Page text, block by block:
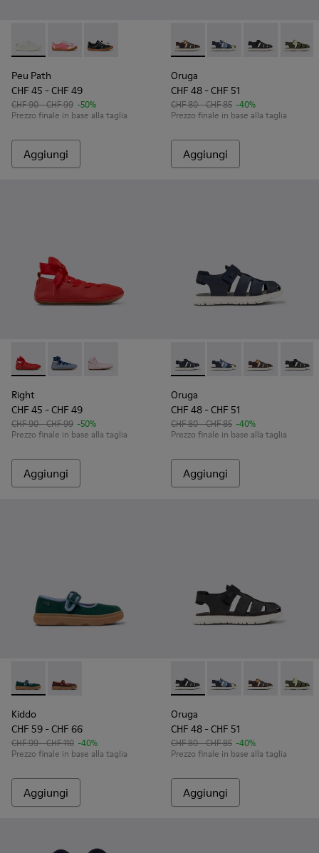
Peu Path - K800691-001 - Sneakers bianche in tessuto per
Peu Path - K800691-003 - Sneakers rosa in tessuto
Peu Path - K800691-002 - Sneakers nere in
Peu Path
CHF 45 - CHF 49
CHF 90 - CHF 99 -50%
Prezzo finale in base alla taglia
Aggiungi
Oruga - K800242-034 -
Oruga - K800242-
Oruga -Oruga
Oruga
CHF 48 - CHF 51
CHF 80 - CHF 85 -40%
Prezzo finale in base alla taglia
Aggiungi
Right - K800674-003 - Ballerine rosse in pelle per bambini.
Right - K800674-002
Right - K800674-001
Right
CHF 45 - CHF 49
CHF 90 - CHF 99 -50%
Prezzo finale in base alla taglia
Aggiungi
Oruga - K800242-029 -
Oruga - K800242-
Oruga -
Oruga
CHF 48 - CHF 51
CHF 80 - CHF 85 -40%
Prezzo finale in base alla taglia
Aggiungi
Kiddo - K800662-002 - Scarpe multicolor in Nabuck e pelle
Kiddo - K800662-001
Kiddo
CHF 59 - CHF 66
CHF 99 - CHF 110 -40%
Prezzo finale in base alla taglia
Aggiungi
Oruga - K800242-033 -
Oruga - K800242-
Oruga -Oruga
Oruga
CHF 48 - CHF 51
CHF 80 - CHF 85 -40%
Prezzo finale in base alla taglia
Aggiungi